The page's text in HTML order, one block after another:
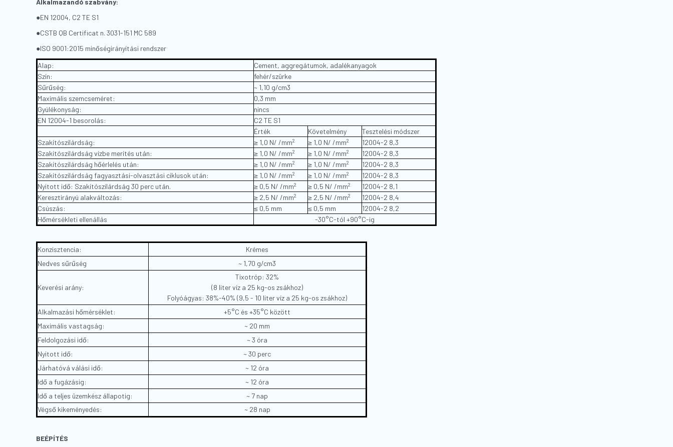
Alkalmazandó szabvány:
●EN 12004, C2 TE S1
●CSTB QB Certificat n. 3031-151 MC 589
●ISO 9001:2015 minőségirányítási rendszer
Alap:
Cement, aggregátumok, adalékanyagok
Szín:
fehér/szürke
Sűrűség:
~ 1,10 g/cm3
Maximális szemcseméret:
0,3 mm
Gyúlékonyság:
nincs
EN 12004-1 besorolás:
C2 TE S1
Érték
Követelmény
Tesztelési módszer
Szakítószilárdság:
≥ 1,0 N/ /mm2 ≥ 1,0 N/ /mm2
12004-2 8,3
Szakítószilárdság vízbe merítés után:
≥ 1,0 N/ /mm2 ≥ 1,0 N/ /mm2
12004-2 8,3
Szakítószilárdság hőérlelés után:
≥ 1,0 N/ /mm2 ≥ 1,0 N/ /mm2
12004-2 8,3
Szakítószilárdság fagyasztási-olvasztási ciklusok után:
≥ 1,0 N/ /mm2 ≥ 1,0 N/ /mm2
12004-2 8,3
Nyitott idő: Szakítószilárdság 30 perc után.
≥ 0,5 N/ /mm2 ≥ 0,5 N/ /mm2
12004-2 8,1
Keresztirányú alakváltozás:
≥ 2,5 N/ /mm2 ≥ 2,5 N/ /mm2
12004-2 8,4
Csúszás:
≤ 0,5 mm ≤ 0,5 mm
12004-2 8,2
Hőmérsékleti ellenállás
-30°C-tól +90°C-ig
Konzisztencia:
Krémes
Nedves sűrűség
~ 1,70 g/cm3
Keverési arány:
Tixotróp: 32%
(8 liter víz a 25 kg-os zsákhoz)
Folyóágyas: 38%-40% (9,5 - 10 liter víz a 25 kg-os zsákhoz)
Alkalmazási hőmérséklet:
+5°C és +35°C között
Maximális vastagság:
~ 20 mm
Feldolgozási idő:
~ 3 óra
Nyitott idő:
~ 30 perc
Járhatóvá válási idő:
~ 12 óra
Idő a fugázásig:
~ 12 óra
Idő a teljes üzemkész állapotig:
~ 7 nap
Végső kikeményedés:
~ 28 nap
BEÉPÍTÉS